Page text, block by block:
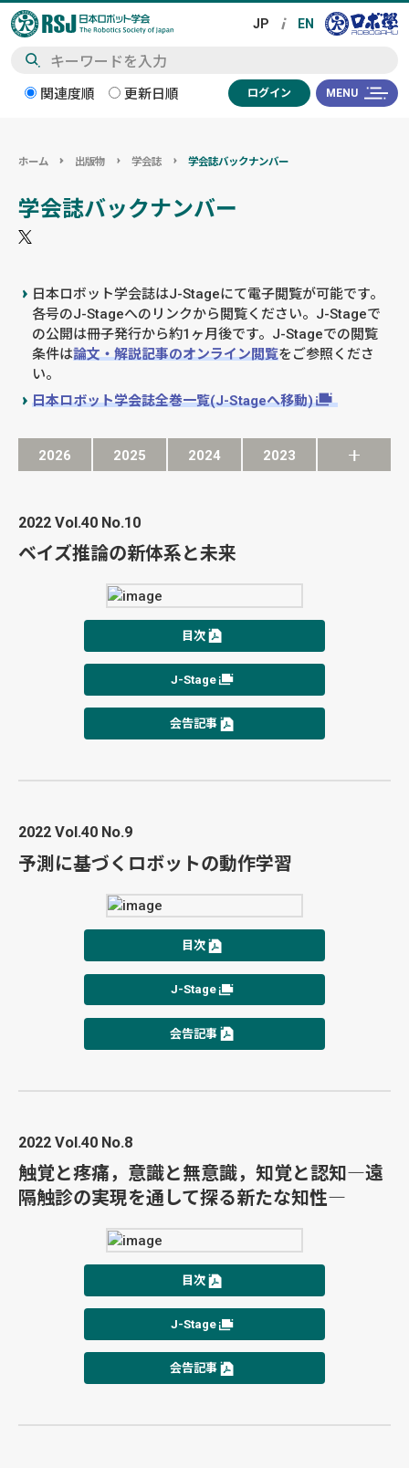
関連度順 更新日順 ログイン MENU
ホーム 出版物 学会誌 学会誌バックナンバー
学会誌バックナンバー
日本ロボット学会誌はJ-Stageにて電子閲覧が可能です。
各号のJ-Stageへのリンクから閲覧ください。J-Stageで
の公開は冊子発行から約1ヶ月後です。J-Stageでの閲覧
条件は論文・解説記事のオンライン閲覧をご参照くださ
い。
日本ロボット学会誌全巻一覧(J-Stageへ移動)
2026 2025 2024 2023
2022 Vol.40 No.10
ベイズ推論の新体系と未来
目次
J-Stage
会告記事
2022 Vol.40 No.9
予測に基づくロボットの動作学習
目次
J-Stage
会告記事
2022 Vol.40 No.8
触覚と疼痛，意識と無意識，知覚と認知―遠
隔触診の実現を通して探る新たな知性―
目次
J-Stage
会告記事